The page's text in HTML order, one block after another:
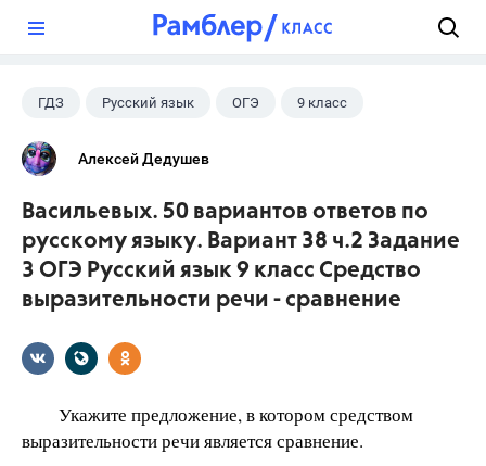
ГДЗ Русский язык ОГЭ 9 класс
+1
Алексей Дедушев
Васильевых. 50 вариантов ответов по
русскому языку. Вариант 38 ч.2 Задание
3 ОГЭ Русский язык 9 класс Средство
выразительности речи - сравнение
Укажите предложение, в котором средством
выразительности речи является сравнение.